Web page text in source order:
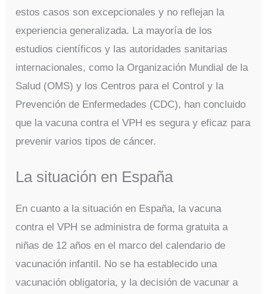
estos casos son excepcionales y no reflejan la
experiencia generalizada. La mayoría de los
estudios científicos y las autoridades sanitarias
internacionales, como la Organización Mundial de la
Salud (OMS) y los Centros para el Control y la
Prevención de Enfermedades (CDC), han concluido
que la vacuna contra el VPH es segura y eficaz para
prevenir varios tipos de cáncer.
La situación en España
En cuanto a la situación en España, la vacuna
contra el VPH se administra de forma gratuita a
niñas de 12 años en el marco del calendario de
vacunación infantil. No se ha establecido una
vacunación obligatoria, y la decisión de vacunar a